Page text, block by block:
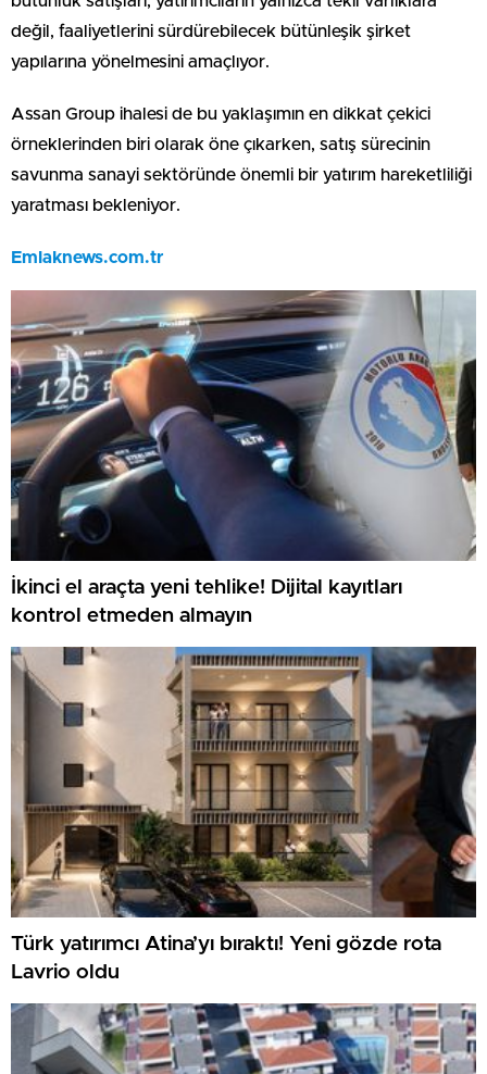
değil, faaliyetlerini sürdürebilecek bütünleşik şirket
yapılarına yönelmesini amaçlıyor.
Assan Group ihalesi de bu yaklaşımın en dikkat çekici
örneklerinden biri olarak öne çıkarken, satış sürecinin
savunma sanayi sektöründe önemli bir yatırım hareketliliği
yaratması bekleniyor.
Emlaknews.com.tr
İkinci el araçta yeni tehlike! Dijital kayıtları
kontrol etmeden almayın
Türk yatırımcı Atina’yı bıraktı! Yeni gözde rota
Lavrio oldu